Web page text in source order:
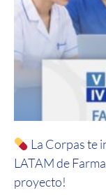
La Corpas te
LATAM de
proyecto!